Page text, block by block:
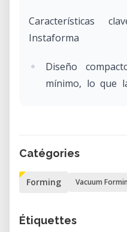
Características
Instaforma
Diseño
mínimo, lo que
permitiendo a
efectiva.
Capaz de
Catégories
Forming Vacuum
Étiquettes